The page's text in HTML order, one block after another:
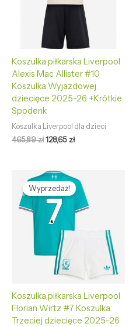
Koszulka piłkarska Liverpool
Alexis Mac Allister #10
Koszulka Wyjazdowej
dziecięce 2025-26 +Krótkie
Spodenk
Koszulka Liverpool dla dzieci
465,89zł128,65 zł
Wyprzedaż!
Koszulka piłkarska Liverpool
Florian Wirtz #7 Koszulka
Trzeciej dziecięce 2025-26
Pierwotna
cena
wynosiła:
465,89 zł.
cena
wynosi:
128,65 zł.